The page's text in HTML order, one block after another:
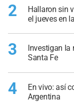
2
Hallaron sin
el jueves en
3
Investigan
Santa Fe
4
En vivo: así
Argentina